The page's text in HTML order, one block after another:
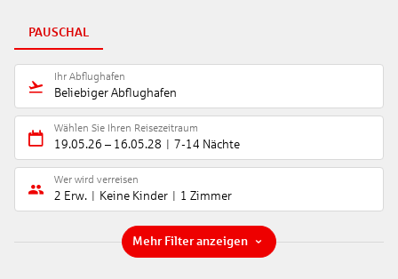
PAUSCHAL
Ihr Abflughafen
Beliebiger Abflughafen
Wählen Sie Ihren Reisezeitraum
19.05.26 – 16.05.28 7-14 Nächte
Wer wird verreisen
2 Erw. Keine Kinder 1 Zimmer
Mehr Filter anzeigen